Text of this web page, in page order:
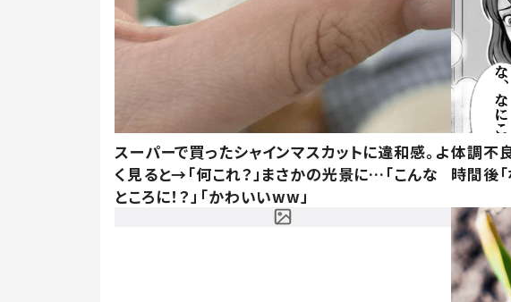
スーパーで買ったシャインマスカットに違和感。よ
く見ると→「何これ？」まさかの光景に…「こんな
ところに！？」「かわいいww」
体調不
時間後